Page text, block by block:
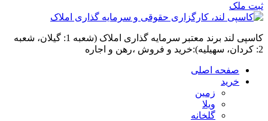
ثبت ملک
کاسپی لند برند معتبر سرمایه گذاری املاک (شعبه 1: گیلان، شعبه
2: کردان، سهیلیه):خرید و فروش ،رهن و اجاره
صفحه اصلی
خرید
زمین
ویلا
گلخانه